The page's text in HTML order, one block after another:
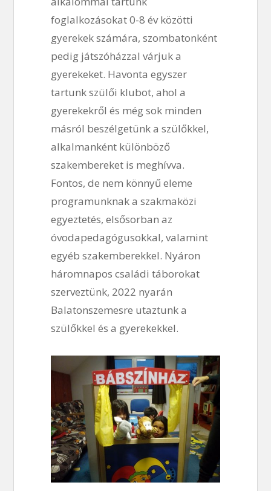
foglalkozásokat 0-8 év közötti
gyerekek számára, szombatonként
pedig játszóházzal várjuk a
gyerekeket. Havonta egyszer
tartunk szülői klubot, ahol a
gyerekekről és még sok minden
másról beszélgetünk a szülőkkel,
alkalmanként különböző
szakembereket is meghívva.
Fontos, de nem könnyű eleme
programunknak a szakmaközi
egyeztetés, elsősorban az
óvodapedagógusokkal, valamint
egyéb szakemberekkel. Nyáron
háromnapos családi táborokat
szerveztünk, 2022 nyarán
Balatonszemesre utaztunk a
szülőkkel és a gyerekekkel.